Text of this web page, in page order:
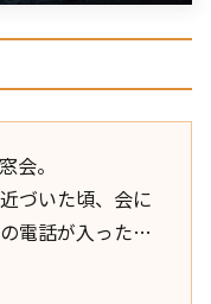
会。
づいた頃、会に
電話が入った…